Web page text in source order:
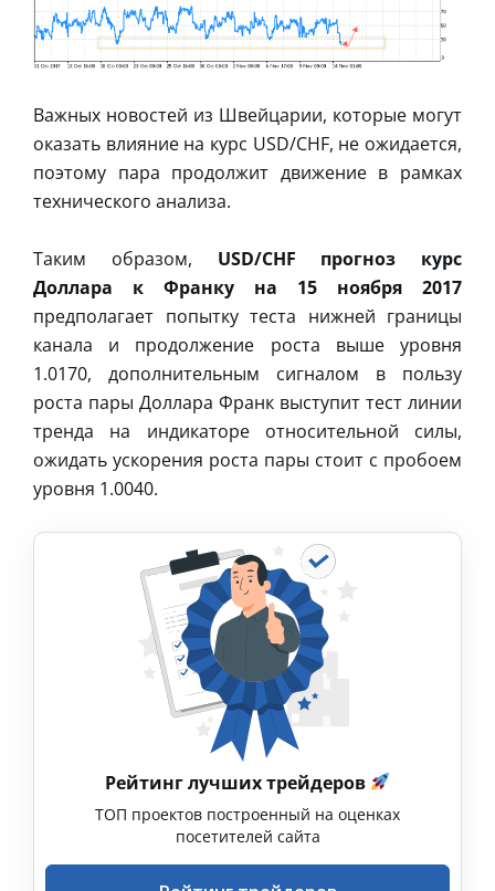
Важных новостей из Швейцарии, которые могут
оказать влияние на курс USD/CHF, не ожидается,
поэтому пара продолжит движение в рамках
технического анализа.
Таким образом, USD/CHF прогноз курс
Доллара к Франку на 15 ноября 2017
предполагает попытку теста нижней границы
канала и продолжение роста выше уровня
1.0170, дополнительным сигналом в пользу
роста пары Доллара Франк выступит тест линии
тренда на индикаторе относительной силы,
ожидать ускорения роста пары стоит с пробоем
уровня 1.0040.
Рейтинг лучших трейдеров
ТОП проектов построенный на оценках
посетителей сайта